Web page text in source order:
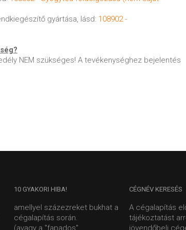
gyártása, lásd: 108902 -
NEM szükséges! A tevékenységhez bejelentés
10 GYAKORI HIBA!
amellyel százezreket bukhat a
cégalapítás során.
(avagy a "fapados"
CÉGNÉV KERESÉS
A cégalapítás
tájékoztatást
jövendőbeli